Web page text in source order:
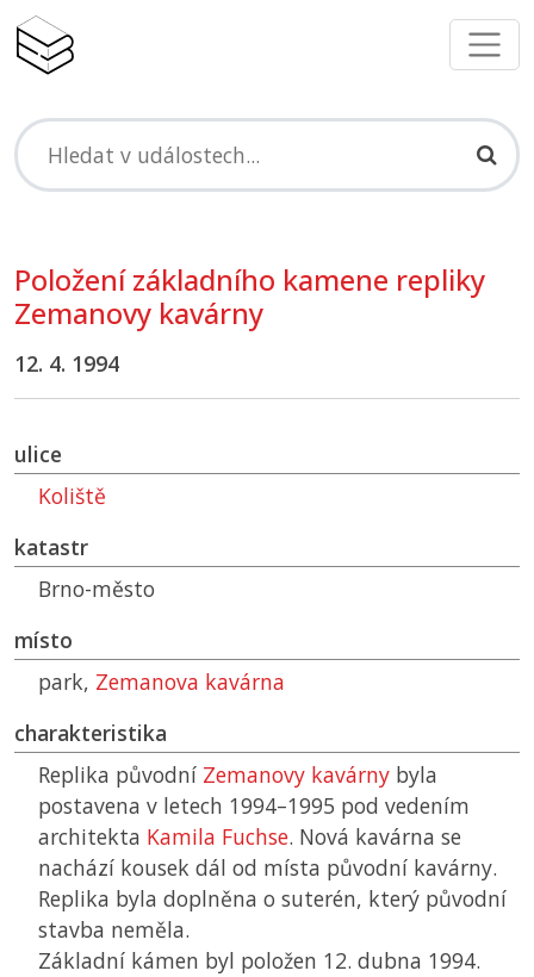
Položení základního kamene repliky
Zemanovy kavárny
12. 4. 1994
ulice
Koliště
katastr
Brno-město
místo
park, Zemanova kavárna
charakteristika
Replika původní Zemanovy kavárny byla
postavena v letech 1994–1995 pod vedením
architekta Kamila Fuchse. Nová kavárna se
nachází kousek dál od místa původní kavárny.
Replika byla doplněna o suterén, který původní
stavba neměla.
Základní kámen byl položen 12. dubna 1994.